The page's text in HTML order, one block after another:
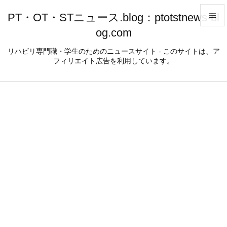
PT・OT・STニュース.blog：ptotstnews-bl
og.com
リハビリ専門職・学生のためのニュースサイト - このサイトは、ア
フィリエイト広告を利用しています。
